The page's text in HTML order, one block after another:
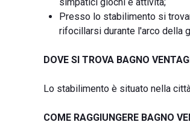
Presso lo stabilimento si
rifocillarsi durante l'arco della
DOVE SI TROVA BAGNO
Lo stabilimento è situato nella
COME RAGGIUNGERE BAGNO